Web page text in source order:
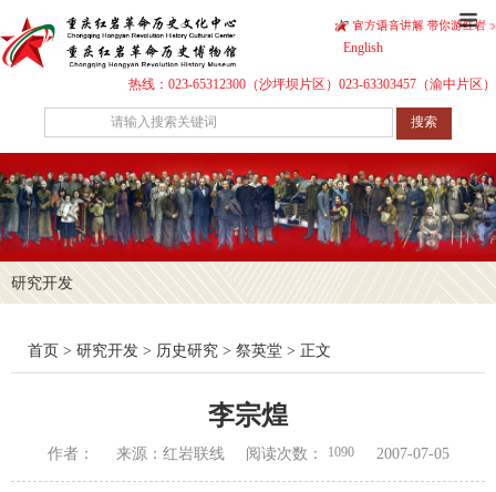
English
热线：023-65312300（沙坪坝片区）023-63303457（渝中片区）
搜索
研究开发
首页 > 研究开发> 历史研究> 祭英堂> 正文
李宗煌
作者： 来源：红岩联线 阅读次数： 1090 2007-07-05